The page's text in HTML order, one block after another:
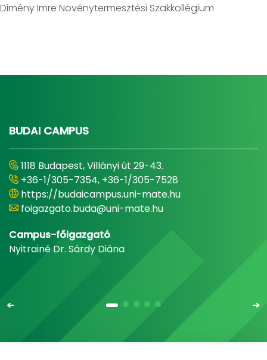
Dimény Imre Növénytermesztési Szakkollégium
BUDAI CAMPUS
1118 Budapest, Villányi út 29-43.
+36-1/305-7354, +36-1/305-7528
https://budaicampus.uni-mate.hu
foigazgato.buda@uni-mate.hu
Campus-főigazgató
Nyitrainé Dr. Sárdy Diána